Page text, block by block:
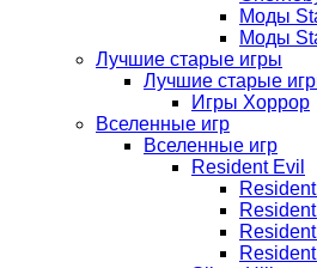
Моды
Моды
Лучшие старые игры
Лучшие старые
Игры Хоррор
Вселенные игр
Вселенные игр
Resident Evil
Resident